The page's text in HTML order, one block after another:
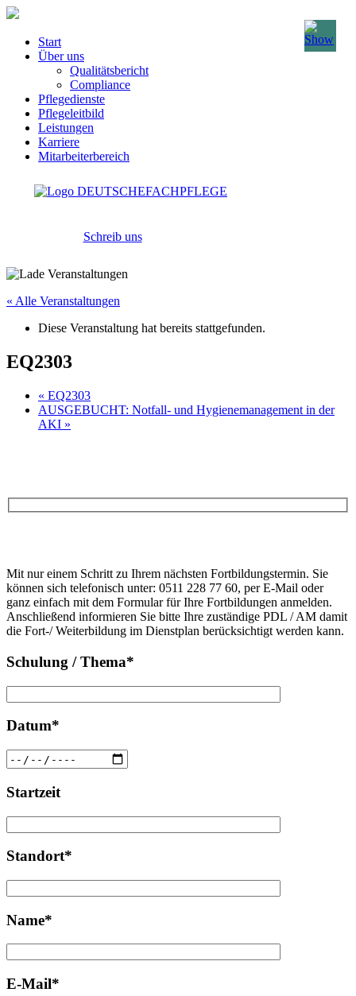
Start
Über uns
Qualitätsbericht
Compliance
Pflegedienste
Pflegeleitbild
Leistungen
Karriere
Mitarbeiterbereich
Schreib uns
« Alle Veranstaltungen
Diese Veranstaltung hat bereits stattgefunden.
EQ2303
« EQ2303
AUSGEBUCHT: Notfall- und Hygienemanagement in der
AKI »
Feld
leer.
lasse
dieses
Feld
leer.
Mit nur einem Schritt zu Ihrem nächsten Fortbildungstermin. Sie
können sich telefonisch unter: 0511 228 77 60, per E-Mail oder
ganz einfach mit dem Formular für Ihre Fortbildungen anmelden.
Anschließend informieren Sie bitte Ihre zuständige PDL / AM damit
die Fort-/ Weiterbildung im Dienstplan berücksichtigt werden kann.
Schulung / Thema*
Datum*
Startzeit
Standort*
Name*
E-Mail*